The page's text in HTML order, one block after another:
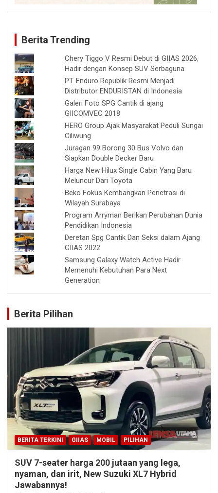
Berita Trending
Chery Tiggo V Resmi Debut di GIIAS 2026,
Hadir dengan Konsep SUV Serbaguna
PT. Enduro Republik Resmi Menjadi
Distributor ENDURISTAN di Indonesia
Galeri Foto SPG Cantik di ajang
GIICOMVEC 2018
HERO Group Ajak Masyarakat Peduli Sungai
Ciliwung
Juragan 99 Borong 30 Bus Volvo dan
Siapkan Double Decker Baru
Harga New Hilux Single Cabin Yang Baru
Meluncur Dari Toyota
Beko Fokus Kembangkan Penetrasi di
Wilayah Surabaya
Program Arryman Berikan Perubahan Dunia
Pendidikan Indonesia
Deretan Spg Cantik Dan Seksi dalam Ajang
GIIAS 2022
Samsung Galaxy Watch Active Hadir
Memenuhi Kebutuhan Para Next
Generation
Berita Pilihan
BERITA TERKINI GIIAS MOBIL PILIHAN
SUV 7-seater harga 200 jutaan yang lega,
nyaman, dan irit, New Suzuki XL7 Hybrid
Jawabannya!